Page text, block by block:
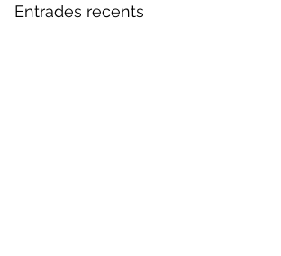
Entrades recents